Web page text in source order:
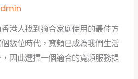
港人找到適合家庭使用的最佳方
數位時代，寬頻已成為我們生活
因此選擇一個適合的寬頻服務提